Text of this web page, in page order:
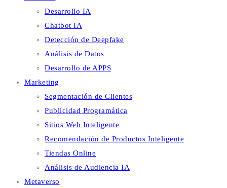
Desarrollo IA
Chatbot IA
Detección de Deepfake
Análisis de Datos
Desarrollo de APPS
Marketing
Segmentación de Clientes
Publicidad Programática
Sitios Web Inteligente
Recomendación de Productos Inteligente
Tiendas Online
Análisis de Audiencia IA
Metaverso